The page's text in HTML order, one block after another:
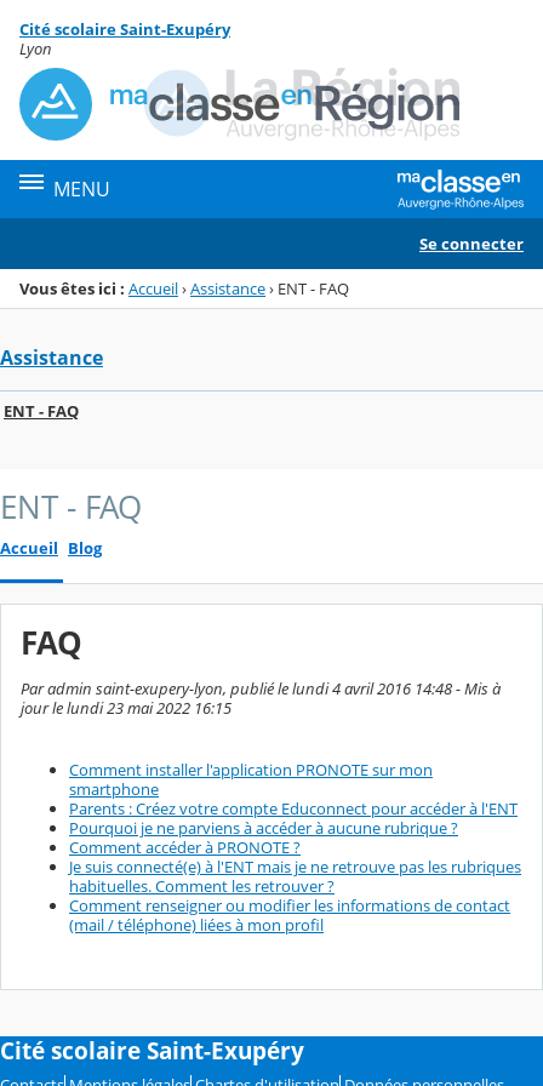
Menu de la rubrique
Contenu
Cité scolaire Saint-Exupéry
Lyon
MENU
Se connecter
Vous êtes ici : Accueil›Assistance› ENT - FAQ
Assistance
ENT - FAQ
ENT - FAQ
Accueil Blog
FAQ
Par admin saint-exupery-lyon, publié le lundi 4 avril 2016 14:48 - Mis à
jour le lundi 23 mai 2022 16:15
Comment installer l'application PRONOTE sur mon
smartphone
Parents : Créez votre compte Educonnect pour accéder à l'ENT
Pourquoi je ne parviens à accéder à aucune rubrique ?
Comment accéder à PRONOTE ?
Je suis connecté(e) à l'ENT mais je ne retrouve pas les rubriques
habituelles. Comment les retrouver ?
Comment renseigner ou modifier les informations de contact
(mail / téléphone) liées à mon profil
Cité scolaire Saint-Exupéry